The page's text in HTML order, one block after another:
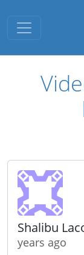
Toggle
Shalibu
years ago